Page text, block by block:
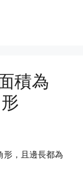
積為
形，且邊長都為